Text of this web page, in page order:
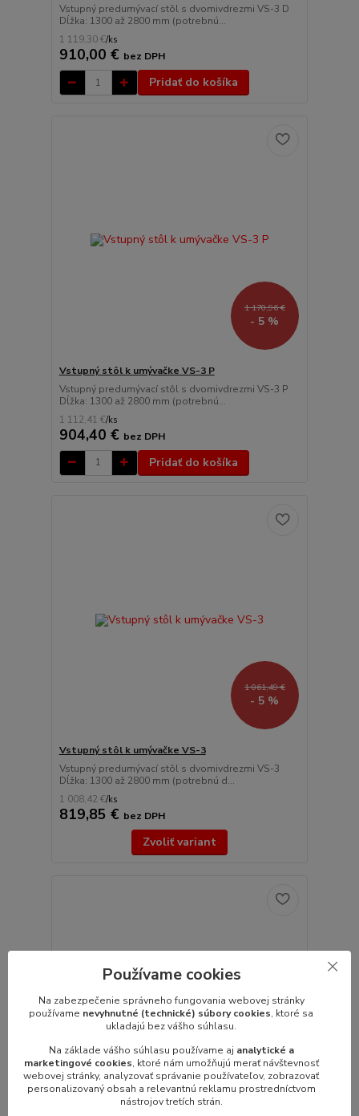
Vstupný predumývací stôl s dvomivdrezmi VS-3 D
Dĺžka: 1300 až 2800 mm (potrebnú...
1 119,30 €/ks
910,00 € bez DPH
Pridať do košíka
1 170,96 €
- 5 %
Vstupný stôl k umývačke VS-3 P
Vstupný predumývací stôl s dvomivdrezmi VS-3 P
Dĺžka: 1300 až 2800 mm (potrebnú...
1 112,41 €/ks
904,40 € bez DPH
Pridať do košíka
1 061,49 €
- 5 %
Vstupný stôl k umývačke VS-3
Vstupný predumývací stôl s dvomivdrezmi VS-3
Dĺžka: 1300 až 2800 mm (potrebnú d...
1 008,42 €/ks
819,85 € bez DPH
Zvoliť variant
Používame cookies
Na zabezpečenie správneho fungovania webovej stránky
používame nevyhnutné (technické) súbory cookies, ktoré sa
ukladajú bez vášho súhlasu.
Na základe vášho súhlasu používame aj analytické a
marketingové cookies, ktoré nám umožňujú merať návštevnosť
webovej stránky, analyzovať správanie používateľov, zobrazovať
personalizovaný obsah a relevantnú reklamu prostredníctvom
nástrojov tretích strán.